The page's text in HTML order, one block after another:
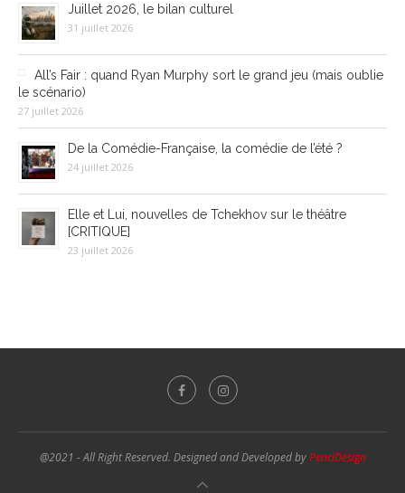
Juillet 2026, le bilan culturel
31 juillet 2026
All’s Fair : quand Ryan Murphy sort le grand jeu (mais oublie
le scénario)
27 juillet 2026
De la Comédie-Française, la comédie de l’été ?
24 juillet 2026
Elle et Lui, nouvelles de Tchekhov sur le théâtre
[CRITIQUE]
23 juillet 2026
@2021 - All Right Reserved. Designed and Developed byPenciDesign